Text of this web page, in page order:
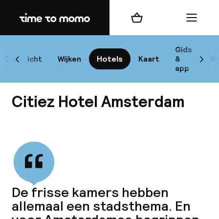
Home
Overzicht Wijken Hotels Kaart
Gids
&
app
Scroll naar links
Winkelmand Menu
Citiez Hotel Amsterdam
De frisse kamers hebben
allemaal een stadsthema. En